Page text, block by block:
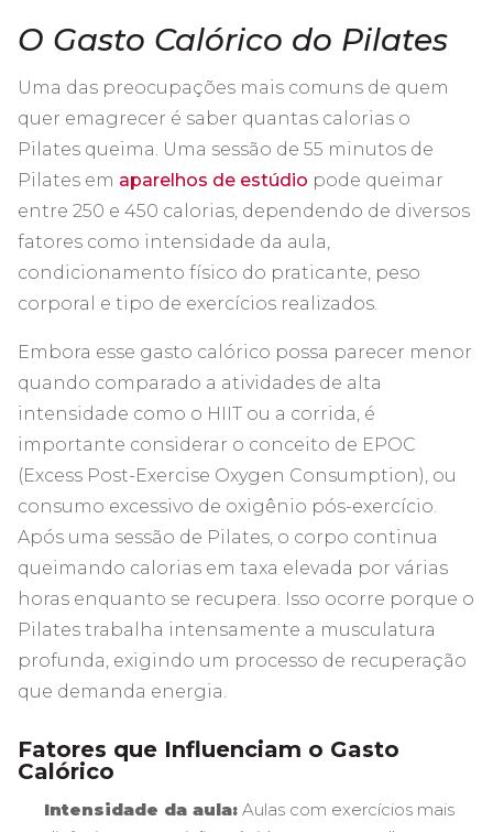
O Gasto Calórico do Pilates
Uma das preocupações mais comuns de quem
quer emagrecer é saber quantas calorias o
Pilates queima. Uma sessão de 55 minutos de
Pilates em aparelhos de estúdio pode queimar
entre 250 e 450 calorias, dependendo de diversos
fatores como intensidade da aula,
condicionamento físico do praticante, peso
corporal e tipo de exercícios realizados.
Embora esse gasto calórico possa parecer menor
quando comparado a atividades de alta
intensidade como o HIIT ou a corrida, é
importante considerar o conceito de EPOC
(Excess Post-Exercise Oxygen Consumption), ou
consumo excessivo de oxigênio pós-exercício.
Após uma sessão de Pilates, o corpo continua
queimando calorias em taxa elevada por várias
horas enquanto se recupera. Isso ocorre porque o
Pilates trabalha intensamente a musculatura
profunda, exigindo um processo de recuperação
que demanda energia.
Fatores que Influenciam o Gasto
Calórico
Intensidade da aula: Aulas com exercícios mais